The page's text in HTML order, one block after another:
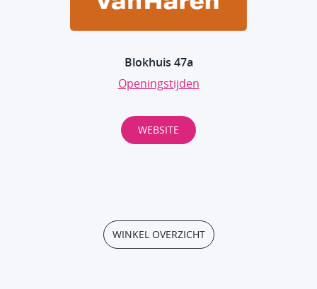
Blokhuis 47a
Openingstijden
WEBSITE
WINKEL OVERZICHT